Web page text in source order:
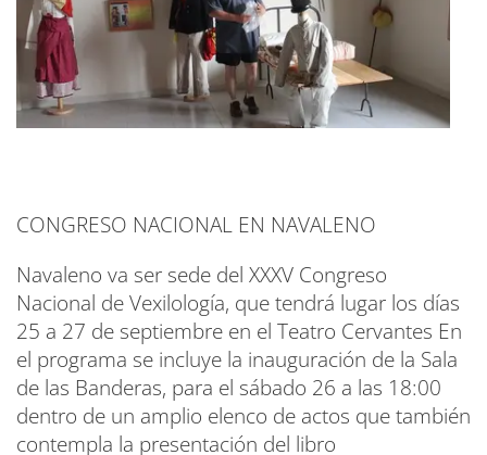
CONGRESO NACIONAL EN NAVALENO
Navaleno va ser sede del XXXV Congreso
Nacional de Vexilología, que tendrá lugar los días
25 a 27 de septiembre en el Teatro Cervantes En
el programa se incluye la inauguración de la Sala
de las Banderas, para el sábado 26 a las 18:00
dentro de un amplio elenco de actos que también
contempla la presentación del libro